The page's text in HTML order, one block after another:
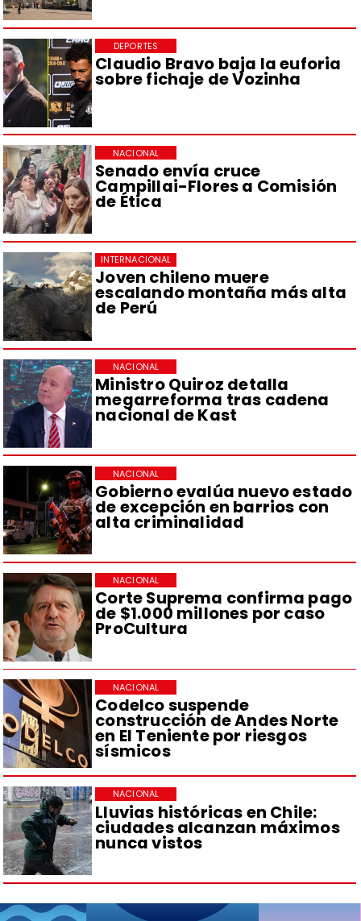
Claudio Bravo baja la euforia
sobre fichaje de Vozinha
DEPORTES
Senado envía cruce
Campillai-Flores a Comisión
de Ética
NACIONAL
Joven chileno muere
escalando montaña más alta
de Perú
INTERNACIONAL
Ministro Quiroz detalla
megarreforma tras cadena
nacional de Kast
NACIONAL
Gobierno evalúa nuevo estado
de excepción en barrios con
alta criminalidad
NACIONAL
Corte Suprema confirma pago
de $1.000 millones por caso
ProCultura
NACIONAL
Codelco suspende
construcción de Andes Norte
en El Teniente por riesgos
sísmicos
NACIONAL
Lluvias históricas en Chile:
ciudades alcanzan máximos
nunca vistos
NACIONAL